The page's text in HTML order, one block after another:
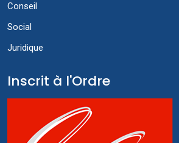
Conseil
Social
Juridique
Inscrit à l'Ordre